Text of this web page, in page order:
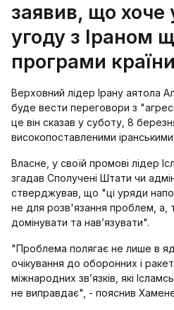
заявив, що хоче
угоду з Іраном
програми
Верховний лідер Ірану аятола
буде вести переговори з
це він сказав у суботу, 8
високопоставленими
Власне, у своїй промові лідер
згадав Сполучені Штати чи
стверджував, що "ці уряди
не для розв'язання проблем, а,
домінувати та нав’язувати".
"Проблема полягає не лише в
очікування до оборонних і
міжнародних звʼязків, які
не виправдає", - пояснив